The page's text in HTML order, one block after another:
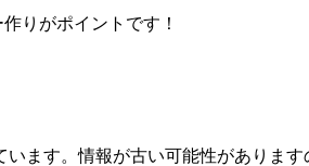
りがポイントです！
ます。情報が古い可能性があります